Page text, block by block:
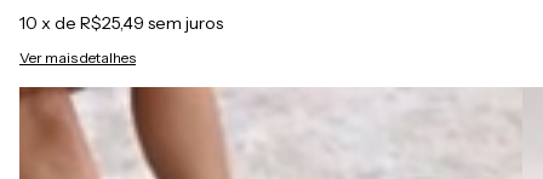
10 x de R$25,49 sem juros
Ver mais detalhes